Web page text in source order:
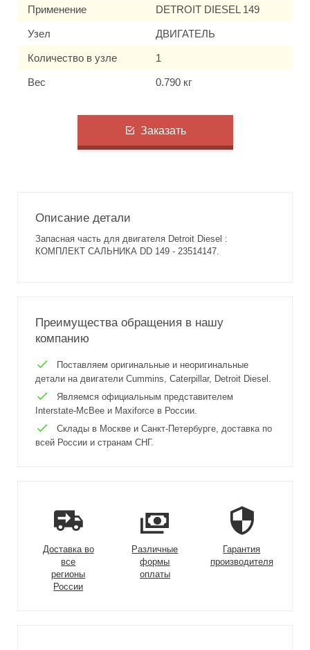
Применение DETROIT DIESEL 149
Узел ДВИГАТЕЛЬ
Количество в узле 1
Вес 0.790 кг
Заказать
Описание детали
Запасная часть для двигателя Detroit Diesel :
КОМПЛЕКТ САЛЬНИКА DD 149 - 23514147.
Преимущества обращения в нашу
компанию
Поставляем оригинальные и неоригинальные
детали на двигатели Cummins, Caterpillar, Detroit Diesel.
Являемся официальным представителем
Interstate-McBee и Maxiforce в России.
Склады в Москве и Санкт-Петербурге, доставка по
всей России и странам СНГ.
Доставка во
все
регионы
России
Различные
формы
оплаты
Гарантия
производителя